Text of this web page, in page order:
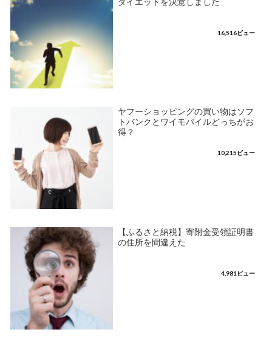
16,516ビュー
ヤフーショッピングの買い物はソフ
トバンクとワイモバイルどっちがお
得？
10,215ビュー
【ふるさと納税】寄附金受領証明書
の住所を間違えた
4,981ビュー